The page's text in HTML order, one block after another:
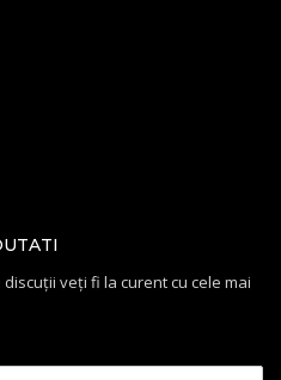
veți fi la curent cu cele mai